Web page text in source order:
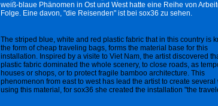
weiß-blaue Phänomen in Ost und West hatte eine Reihe von
Folge. Eine davon, "die Reisenden" ist bei sox36 zu sehen.
The striped blue, white and red plastic fabric that in this country is
the form of cheap traveling bags, forms the material base for this
installation. Inspired by a visite to Viet Nam, the artist discovered
plastic fabric dominated the whole scenery, to close roads, as
houses or shops, or to protect fragile bamboo architecture. This
phenomenon from east to west has lead the artist to create several
using this material, for sox36 she created the installation "the